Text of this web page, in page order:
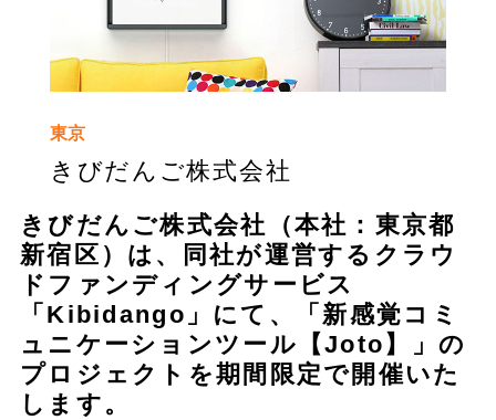
東京
きびだんご株式会社
きびだんご株式会社（本社：東京都
新宿区）は、同社が運営するクラウ
ドファンディングサービス
「Kibidango」にて、「新感覚コミ
ュニケーションツール【Joto】」の
プロジェクトを期間限定で開催いた
します。